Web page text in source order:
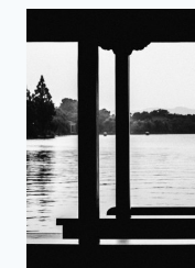
007」
们